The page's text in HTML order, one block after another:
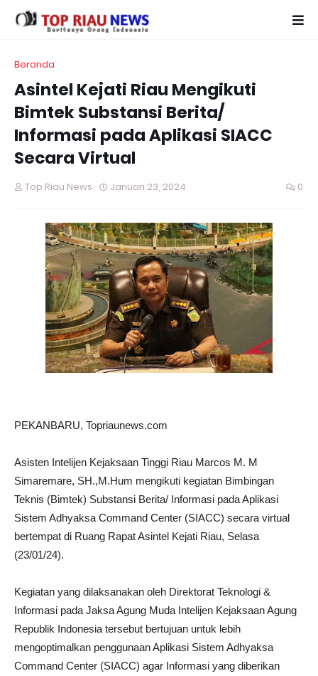
Beranda
Asintel Kejati Riau Mengikuti
Bimtek Substansi Berita/
Informasi pada Aplikasi SIACC
Secara Virtual
Top Riau News Januari 23, 2024 0
PEKANBARU, Topriaunews.com
Asisten Intelijen Kejaksaan Tinggi Riau Marcos M. M
Simaremare, SH.,M.Hum mengikuti kegiatan Bimbingan
Teknis (Bimtek) Substansi Berita/ Informasi pada Aplikasi
Sistem Adhyaksa Command Center (SIACC) secara virtual
bertempat di Ruang Rapat Asintel Kejati Riau, Selasa
(23/01/24).
Kegiatan yang dilaksanakan oleh Direktorat Teknologi &
Informasi pada Jaksa Agung Muda Intelijen Kejaksaan Agung
Republik Indonesia tersebut bertujuan untuk lebih
mengoptimalkan penggunaan Aplikasi Sistem Adhyaksa
Command Center (SIACC) agar Informasi yang diberikan